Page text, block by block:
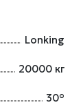
Lonking
20000 кг
30°